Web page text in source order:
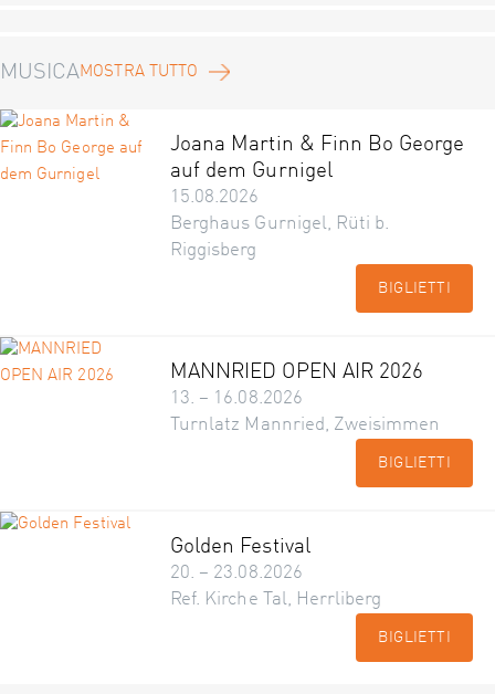
MUSICAMOSTRA TUTTO
Joana Martin & Finn Bo George
auf dem Gurnigel
15.08.2026
Berghaus Gurnigel, Rüti b.
Riggisberg
BIGLIETTI
MANNRIED OPEN AIR 2026
13. – 16.08.2026
Turnlatz Mannried, Zweisimmen
BIGLIETTI
Golden Festival
20. – 23.08.2026
Ref. Kirche Tal, Herrliberg
BIGLIETTI